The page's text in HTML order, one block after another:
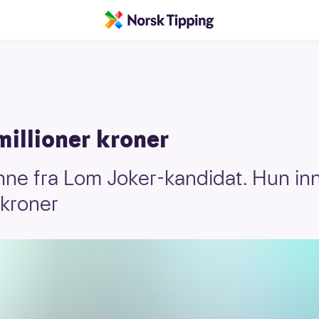
kroner
fra Lom Joker-kandidat. Hun